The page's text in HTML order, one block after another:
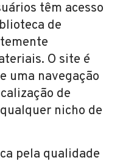
têm acesso
de
O site é
uma navegação
de
nicho de
pela qualidade